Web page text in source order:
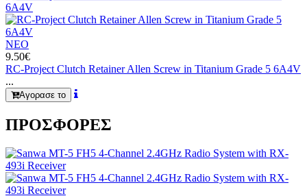
ΝΕΟ
9.50€
RC-Project Clutch Retainer Allen Screw in Titanium Grade 5 6A4V
...
Αγορασε το
ΠΡΟΣΦΟΡΕΣ